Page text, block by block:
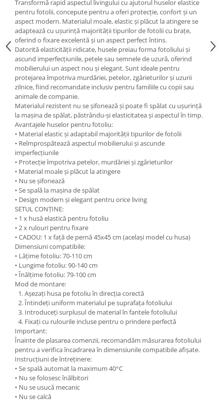
Transformă rapid aspectul livingului cu ajutorul huselor elastice
pentru fotolii, concepute pentru a oferi protecție, confort și un
aspect modern. Materialul moale, elastic și plăcut la atingere se
adaptează cu ușurință majorității tipurilor de fotolii cu brațe,
oferind o fixare excelentă și un aspect perfect întins.
Datorită elasticității ridicate, husele preiau forma fotoliului și
ascund imperfecțiunile, petele sau semnele de uzură, oferind
mobilierului un aspect nou și elegant. Sunt ideale pentru
protejarea împotriva murdăriei, petelor, zgârieturilor și uzurii
zilnice, fiind recomandate inclusiv pentru familiile cu copii sau
animale de companie.
Materialul rezistent nu se șifonează și poate fi spălat cu ușurință
la mașina de spălat, păstrându-și elasticitatea și aspectul în timp.
Avantajele huselor pentru fotoliu:
• Material elastic și adaptabil majorității tipurilor de fotolii
• Reîmprospătează aspectul mobilierului și ascunde
imperfecțiunile
• Protecție împotriva petelor, murdăriei și zgârieturilor
• Material moale și plăcut la atingere
• Nu se șifonează
• Se spală la mașina de spălat
• Design modern și elegant pentru orice living
SETUL CONȚINE:
• 1 x husă elastică pentru fotoliu
• 2 x rulouri pentru fixare
• CADOU: 1 x față de pernă 45x45 cm (același model cu husa)
Dimensiuni compatibile:
• Lățime fotoliu: 70-110 cm
• Lungime fotoliu: 90-140 cm
• Înălțime fotoliu: 79-100 cm
Mod de montare:
Așezați husa pe fotoliu în direcția corectă
Întindeți uniform materialul pe suprafața fotoliului
Introduceți surplusul de material în fantele fotoliului
Fixați cu rulourile incluse pentru o prindere perfectă
Important:
Înainte de plasarea comenzii, recomandăm măsurarea fotoliului
pentru a verifica încadrarea în dimensiunile compatibile afișate.
Instrucțiuni de întreținere:
• Se spală automat la maximum 40°C
• Nu se folosesc înălbitori
• Nu se usucă mecanic
• Nu se calcă